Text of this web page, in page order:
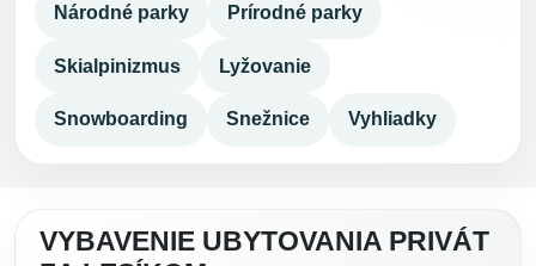
Národné parky Prírodné parky
Skialpinizmus Lyžovanie
Snowboarding Snežnice Vyhliadky
VYBAVENIE UBYTOVANIA PRIVÁT